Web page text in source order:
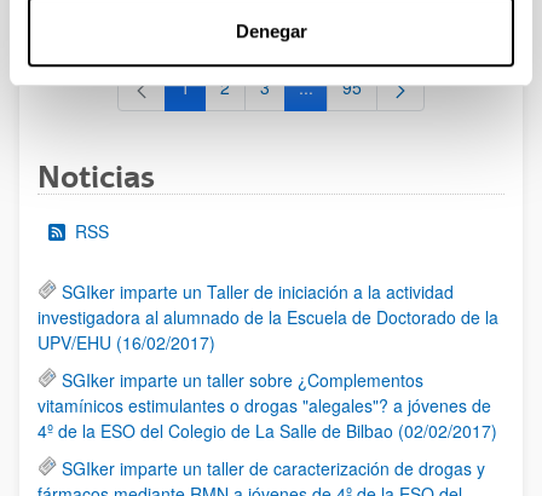
Denegar
Página
1 Página
2 Página
3 ...Páginas intermedias Use TAB
Página
95
Noticias
RSS
SGIker imparte un Taller de iniciación a la actividad
investigadora al alumnado de la Escuela de Doctorado de la
UPV/EHU (16/02/2017)
SGIker imparte un taller sobre ¿Complementos
vitamínicos estimulantes o drogas "alegales"? a jóvenes de
4º de la ESO del Colegio de La Salle de Bilbao (02/02/2017)
SGIker imparte un taller de caracterización de drogas y